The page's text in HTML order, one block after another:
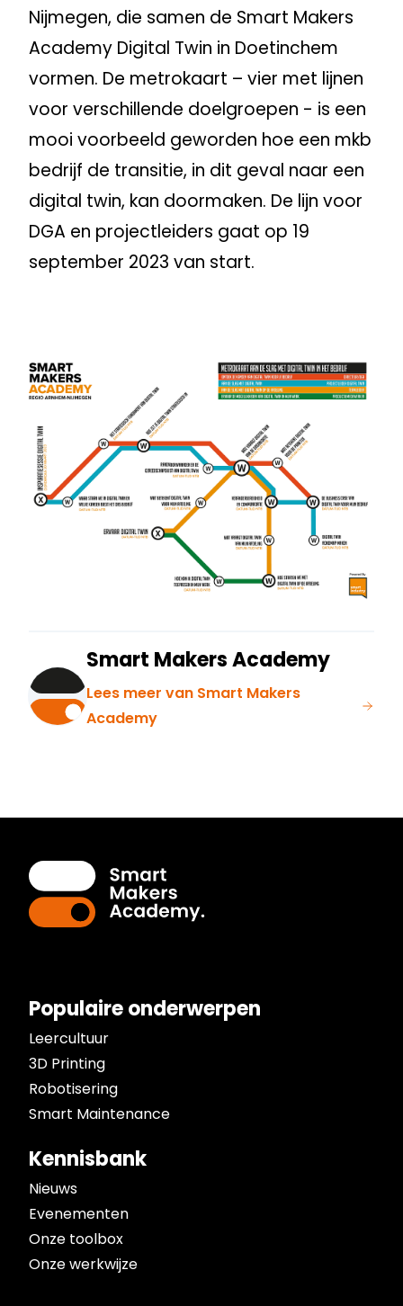
Nijmegen, die samen de Smart Makers
Academy Digital Twin in Doetinchem
vormen. De metrokaart – vier met lijnen
voor verschillende doelgroepen - is een
mooi voorbeeld geworden hoe een mkb
bedrijf de transitie, in dit geval naar een
digital twin, kan doormaken. De lijn voor
DGA en projectleiders gaat op 19
september 2023 van start.
Smart Makers Academy
Lees meer van Smart Makers
Academy
Populaire onderwerpen
Leercultuur
3D Printing
Robotisering
Smart Maintenance
Kennisbank
Nieuws
Evenementen
Onze toolbox
Onze werkwijze